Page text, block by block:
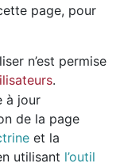
page, pour
n’est permise
.
à jour
de la page
et la
utilisant l’outil